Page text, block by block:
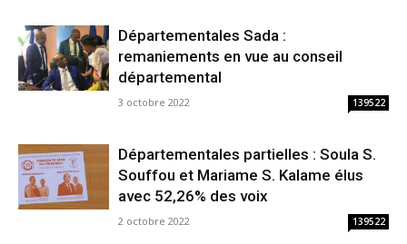
Départementales Sada :
remaniements en vue au conseil
départemental
3 octobre 2022 139522
Départementales partielles : Soula S.
Souffou et Mariame S. Kalame élus
avec 52,26% des voix
2 octobre 2022 139522